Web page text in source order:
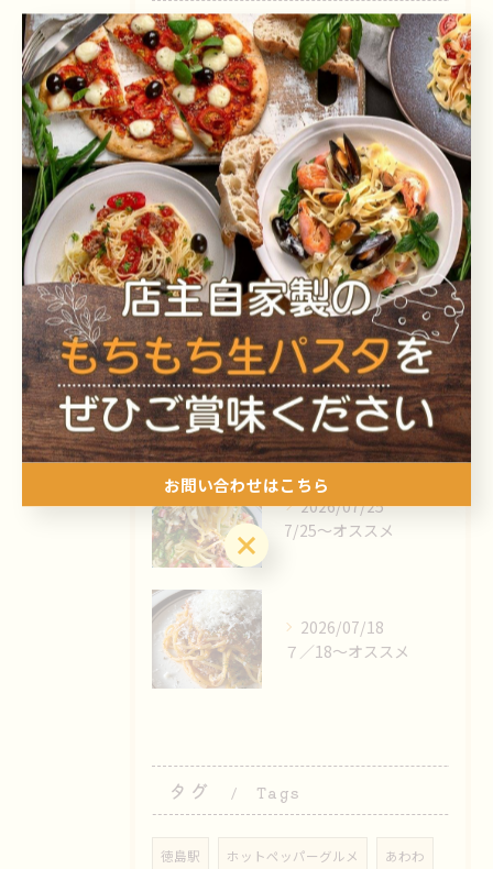
カテゴリー Categories
全てのカテゴリー
お知らせ
ブログ
最近の投稿
Recent
Posts
2026/07/31
８／3〜オススメ
2026/07/25
7/25〜オススメ
2026/07/18
７／18〜オススメ
タグ Tags
徳島駅 ホットペッパーグルメ あわわ
お問い合わせはこちら
お問い合わせはこちら